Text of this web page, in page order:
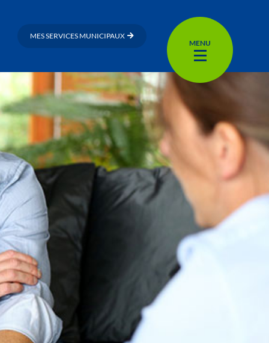
MES SERVICES MUNICIPAUX
MENU